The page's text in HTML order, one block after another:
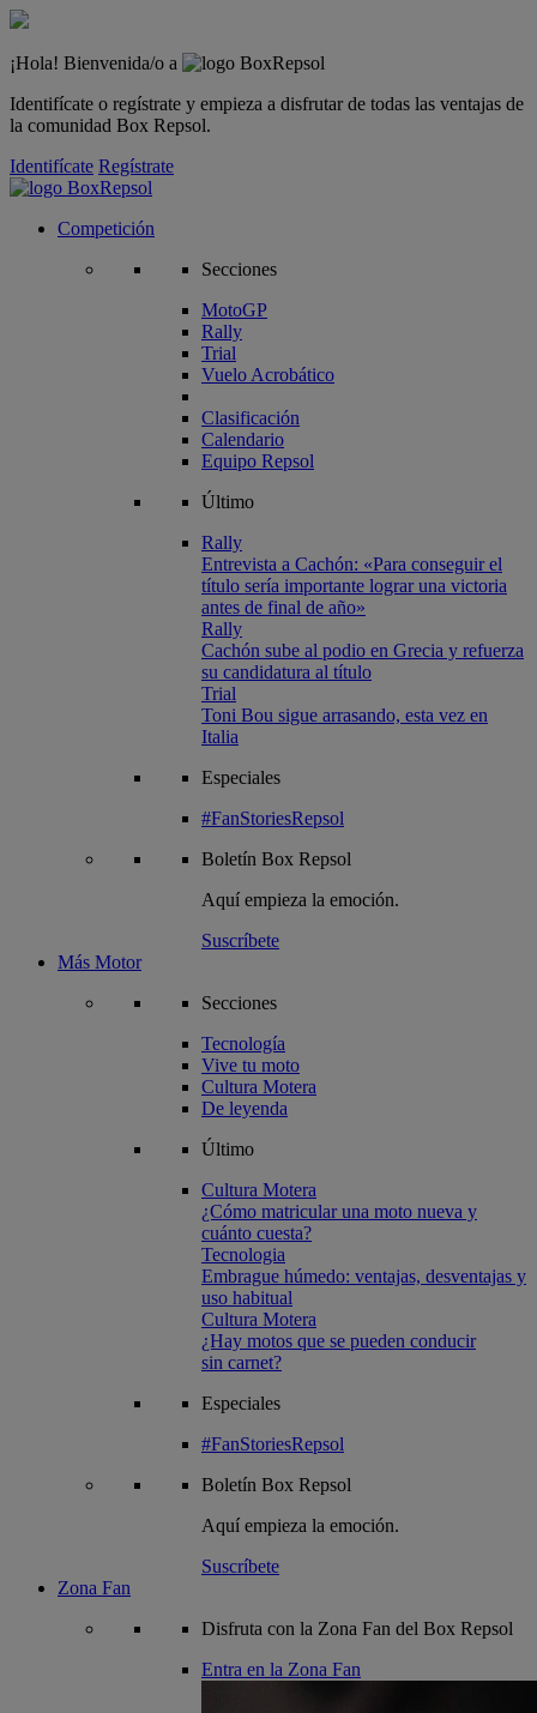
¡Hola! Bienvenida/o a
Identifícate o regístrate y empieza a disfrutar de todas las ventajas de
la comunidad Box Repsol.
Identifícate Regístrate
Competición
Secciones
MotoGP
Rally
Trial
Vuelo Acrobático
Clasificación
Calendario
Equipo Repsol
Último
Rally
Entrevista a Cachón: «Para conseguir el
título sería importante lograr una victoria
antes de final de año»
Rally
Cachón sube al podio en Grecia y refuerza
su candidatura al título
Trial
Toni Bou sigue arrasando, esta vez en
Italia
Especiales
#FanStoriesRepsol
Boletín Box Repsol
Aquí empieza la emoción.
Suscríbete
Más Motor
Secciones
Tecnología
Vive tu moto
Cultura Motera
De leyenda
Último
Cultura Motera
¿Cómo matricular una moto nueva y
cuánto cuesta?
Tecnologia
Embrague húmedo: ventajas, desventajas y
uso habitual
Cultura Motera
¿Hay motos que se pueden conducir
sin carnet?
Especiales
#FanStoriesRepsol
Boletín Box Repsol
Aquí empieza la emoción.
Suscríbete
Zona Fan
Disfruta con la Zona Fan del Box Repsol
Entra en la Zona Fan